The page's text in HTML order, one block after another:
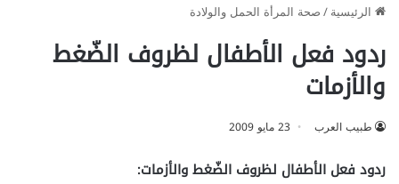
الرئيسية/صحة المرأة الحمل والولادة
ردود فعل الأطفال لظروف الضّغط
والأزمات
طبيب العرب 23 مايو 2009
ردود فعل الأطفال لظروف الضّغط والأزمات: